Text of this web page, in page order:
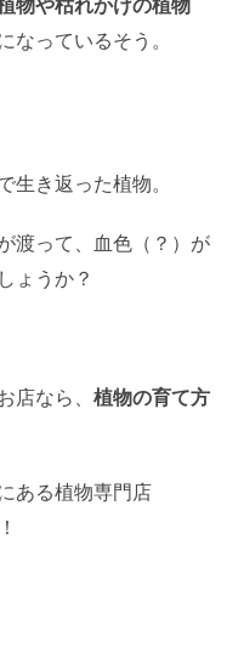
なっているそう。
生き返った植物。
渡って、血色（？）が
ょうか？
店なら、 植物の育て方
ある植物専門店